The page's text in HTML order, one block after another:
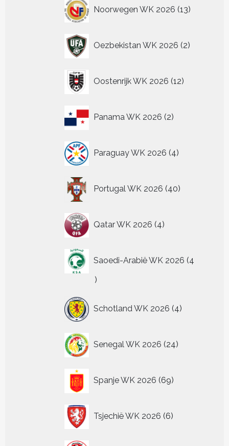
Noorwegen WK 2026 13
producten
Oezbekistan WK 2026 2
producten
Oostenrijk WK 2026 12
producten
Panama WK 2026 2
producten
Paraguay WK 2026 4
producten
Portugal WK 2026 40
producten
Qatar WK 2026 4
producten
Saoedi-Arabië WK 2026 4
4
Schotland WK 2026 4
producten
Senegal WK 2026 24
producten
Spanje WK 2026 69
producten
Tsjechië WK 2026 6
producten